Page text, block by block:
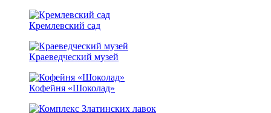
Кремлевский сад
Краеведческий музей
Кофейня «Шоколад»